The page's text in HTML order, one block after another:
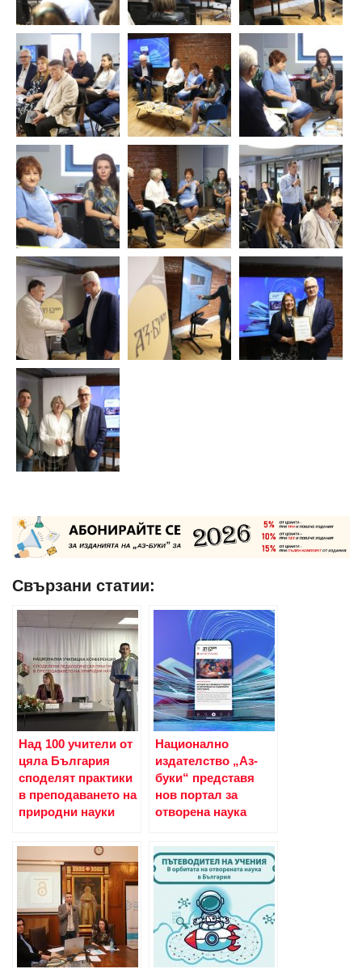
Свързани статии:
Над 100 учители от
цяла България
споделят практики
в преподаването на
природни науки
Национално
издателство „Аз-
буки“ представя
нов портал за
отворена наука